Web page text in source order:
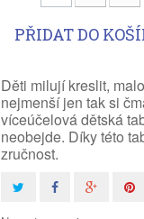
PŘIDAT DO
Děti milují kreslit,
nejmenší jen tak si
víceúčelová dětská
neobejde. Díky této
zručnost.